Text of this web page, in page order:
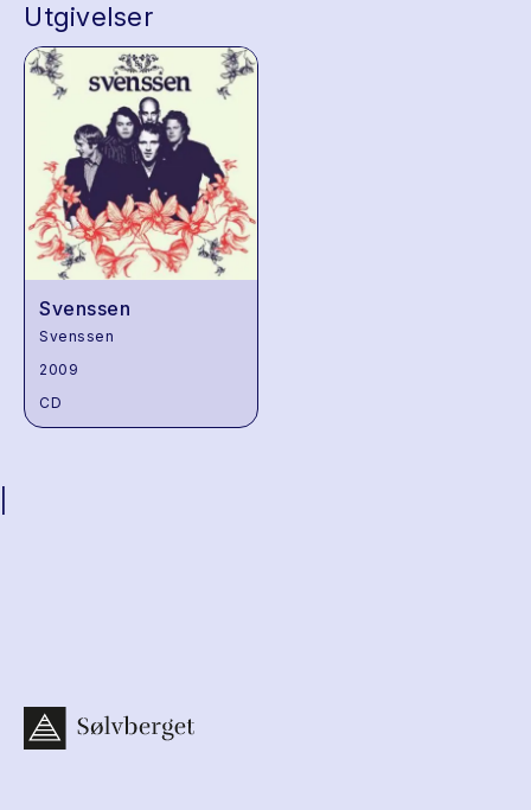
Utgivelser
Svenssen
Svenssen
2009
CD